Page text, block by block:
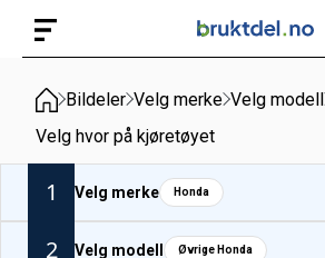
Bildeler Velg merke Velg modell
Velg hvor på kjøretøyet
1 Velg merke Honda
2 Velg modell Øvrige Honda